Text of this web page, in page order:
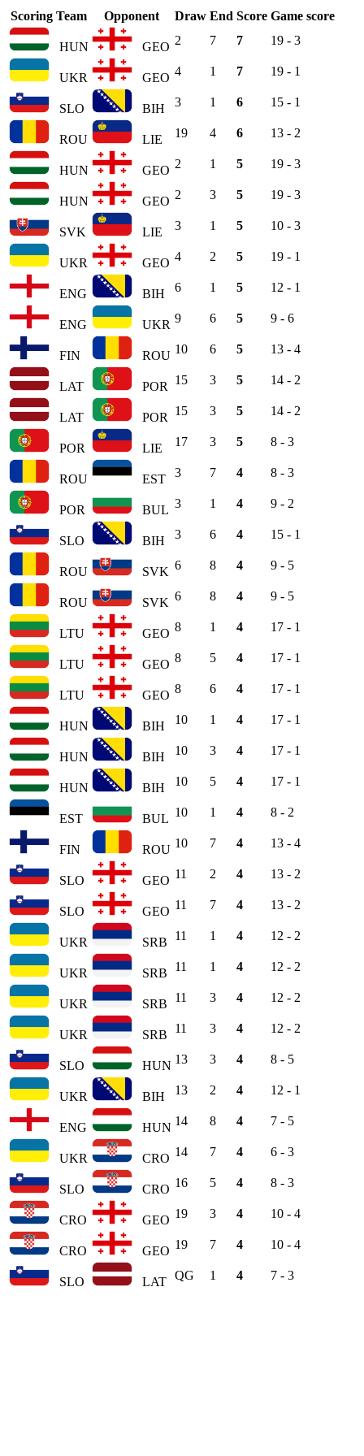
Scoring Team Opponent Draw End Score Game score
HUN GEO 2 7 7 19 - 3
UKR GEO 4 1 7 19 - 1
SLO BIH 3 1 6 15 - 1
ROU LIE 19 4 6 13 - 2
HUN GEO 2 1 5 19 - 3
HUN GEO 2 3 5 19 - 3
SVK LIE 3 1 5 10 - 3
UKR GEO 4 2 5 19 - 1
ENG BIH 6 1 5 12 - 1
ENG UKR 9 6 5 9 - 6
FIN ROU 10 6 5 13 - 4
LAT POR 15 3 5 14 - 2
LAT POR 15 3 5 14 - 2
POR LIE 17 3 5 8 - 3
ROU EST 3 7 4 8 - 3
POR BUL 3 1 4 9 - 2
SLO BIH 3 6 4 15 - 1
ROU SVK 6 8 4 9 - 5
ROU SVK 6 8 4 9 - 5
LTU GEO 8 1 4 17 - 1
LTU GEO 8 5 4 17 - 1
LTU GEO 8 6 4 17 - 1
HUN BIH 10 1 4 17 - 1
HUN BIH 10 3 4 17 - 1
HUN BIH 10 5 4 17 - 1
EST BUL 10 1 4 8 - 2
FIN ROU 10 7 4 13 - 4
SLO GEO 11 2 4 13 - 2
SLO GEO 11 7 4 13 - 2
UKR SRB 11 1 4 12 - 2
UKR SRB 11 1 4 12 - 2
UKR SRB 11 3 4 12 - 2
UKR SRB 11 3 4 12 - 2
SLO HUN 13 3 4 8 - 5
UKR BIH 13 2 4 12 - 1
ENG HUN 14 8 4 7 - 5
UKR CRO 14 7 4 6 - 3
SLO CRO 16 5 4 8 - 3
CRO GEO 19 3 4 10 - 4
CRO GEO 19 7 4 10 - 4
SLO LAT QG 1 4 7 - 3